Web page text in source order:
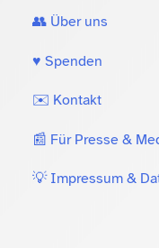
👥 Über uns
♥️ Spenden
✉️ Kontakt
📰 Für Presse &
💡 Impressum &